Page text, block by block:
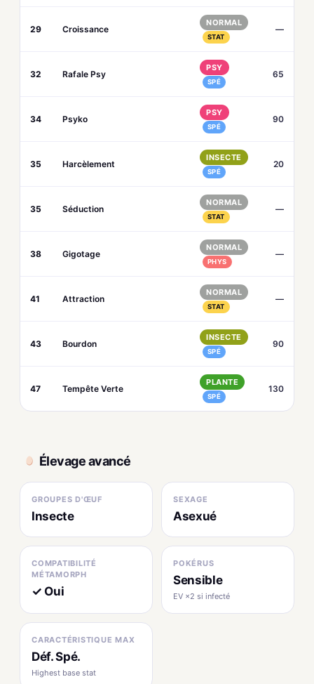
29 Croissance
NORMAL
STAT
—
32 Rafale Psy
PSY
SPÉ
65
34 Psyko
PSY
SPÉ
90
35 Harcèlement
INSECTE
SPÉ
20
35 Séduction
NORMAL
STAT
—
38 Gigotage
NORMAL
PHYS
—
41 Attraction
NORMAL
STAT
—
43 Bourdon
INSECTE
SPÉ
90
47 Tempête Verte
PLANTE
SPÉ
130
Élevage avancé
GROUPES D'ŒUF
Insecte
SEXAGE
Asexué
COMPATIBILITÉ
MÉTAMORPH
✓ Oui
POKÉRUS
Sensible
EV ×2 si infecté
CARACTÉRISTIQUE MAX
Déf. Spé.
Highest base stat